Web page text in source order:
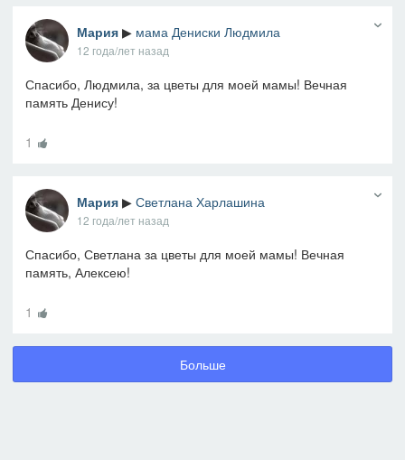
Мария ▶ мама Дениски Людмила
12 года/лет назад
Спасибо, Людмила, за цветы для моей мамы! Вечная
память Денису!
1
Мария ▶ Светлана Харлашина
12 года/лет назад
Спасибо, Светлана за цветы для моей мамы! Вечная
память, Алексею!
1
Больше